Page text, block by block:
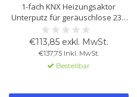
1-fach KNX Heizungsaktor
Unterputz für geräuschlose 230
V AC Antriebe, max. 1 A. Auch als
Regler nutzbar. Mit KNX Data
Secure.
€113,85 exkl. MwSt.
€137,75 Inkl. MwSt.
Bestellbar